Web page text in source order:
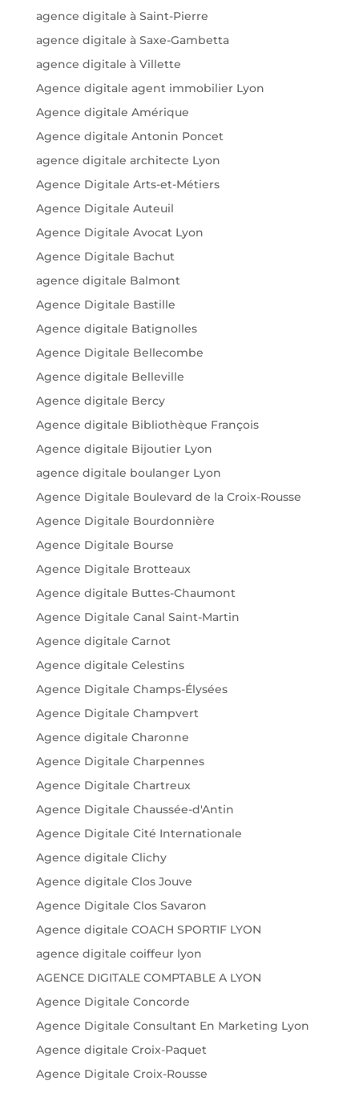
agence digitale à Saint-Pierre
agence digitale à Saxe-Gambetta
agence digitale à Villette
Agence digitale agent immobilier Lyon
Agence digitale Amérique
Agence digitale Antonin Poncet
agence digitale architecte Lyon
Agence Digitale Arts-et-Métiers
Agence Digitale Auteuil
Agence Digitale Avocat Lyon
Agence Digitale Bachut
agence digitale Balmont
Agence Digitale Bastille
Agence digitale Batignolles
Agence Digitale Bellecombe
Agence digitale Belleville
Agence digitale Bercy
Agence digitale Bibliothèque François
Agence digitale Bijoutier Lyon
agence digitale boulanger Lyon
Agence Digitale Boulevard de la Croix-Rousse
Agence Digitale Bourdonnière
Agence Digitale Bourse
Agence Digitale Brotteaux
Agence digitale Buttes-Chaumont
Agence Digitale Canal Saint-Martin
Agence digitale Carnot
Agence digitale Celestins
Agence Digitale Champs-Élysées
Agence Digitale Champvert
Agence digitale Charonne
Agence Digitale Charpennes
Agence Digitale Chartreux
Agence Digitale Chaussée-d'Antin
Agence Digitale Cité Internationale
Agence digitale Clichy
Agence digitale Clos Jouve
Agence Digitale Clos Savaron
Agence digitale COACH SPORTIF LYON
agence digitale coiffeur lyon
AGENCE DIGITALE COMPTABLE A LYON
Agence Digitale Concorde
Agence Digitale Consultant En Marketing Lyon
Agence digitale Croix-Paquet
Agence Digitale Croix-Rousse